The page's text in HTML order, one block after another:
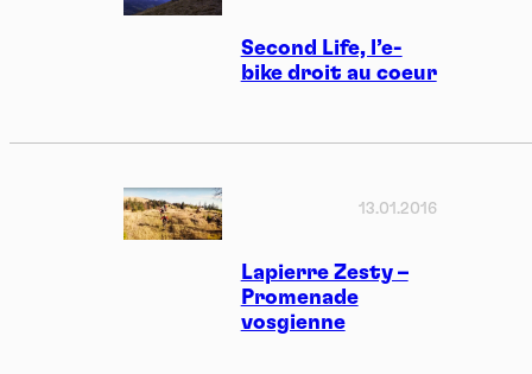
Second Life, l’e-
bike droit au coeur
Lapierre Zesty –
Promenade
vosgienne
13.01.2016